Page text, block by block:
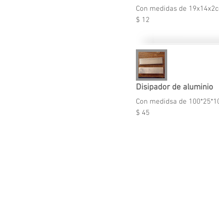
Con medidas de
$ 12
Disipador de aluminio
Con medidsa de
$ 45